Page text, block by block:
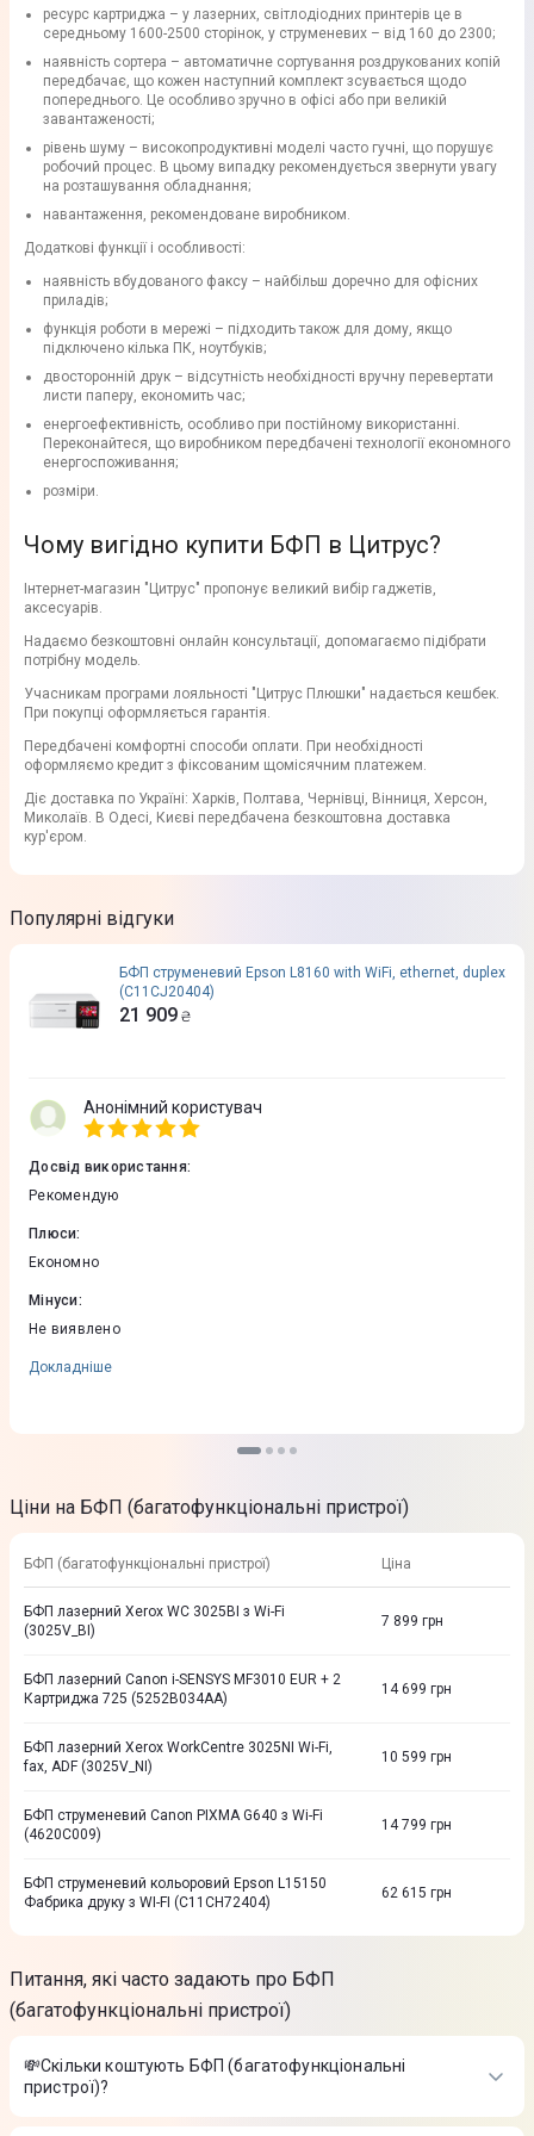
ресурс картриджа – у лазерних, світлодіодних принтерів це в
середньому 1600-2500 сторінок, у струменевих – від 160 до 2300;
наявність сортера – автоматичне сортування роздрукованих копій
передбачає, що кожен наступний комплект зсувається щодо
попереднього. Це особливо зручно в офісі або при великій
завантаженості;
рівень шуму – високопродуктивні моделі часто гучні, що порушує
робочий процес. В цьому випадку рекомендується звернути увагу
на розташування обладнання;
навантаження, рекомендоване виробником.
Додаткові функції і особливості:
наявність вбудованого факсу – найбільш доречно для офісних
приладів;
функція роботи в мережі – підходить також для дому, якщо
підключено кілька ПК, ноутбуків;
двосторонній друк – відсутність необхідності вручну перевертати
листи паперу, економить час;
енергоефективність, особливо при постійному використанні.
Переконайтеся, що виробником передбачені технології економного
енергоспоживання;
розміри.
Чому вигідно купити БФП в Цитрус?
Інтернет-магазин "Цитрус" пропонує великий вибір гаджетів,
аксесуарів.
Надаємо безкоштовні онлайн консультації, допомагаємо підібрати
потрібну модель.
Учасникам програми лояльності "Цитрус Плюшки" надається кешбек.
При покупці оформляється гарантія.
Передбачені комфортні способи оплати. При необхідності
оформляємо кредит з фіксованим щомісячним платежем.
Діє доставка по Україні: Харків, Полтава, Чернівці, Вінниця, Херсон,
Миколаїв. В Одесі, Києві передбачена безкоштовна доставка
кур'єром.
Популярні відгуки
БФП струменевий Epson L8160 with WiFi, ethernet, duplex
(C11CJ20404)
21 909 ₴
Анонімний користувач
Досвід використання:
Рекомендую
Плюси:
Економно
Мінуси:
Не виявлено
Докладніше
Ціни на БФП (багатофункціональні пристрої)
БФП (багатофункціональні пристрої) Ціна
БФП лазерний Xerox WC 3025BI з Wi-Fi
(3025V_BI)
7 899 грн
БФП лазерний Canon i-SENSYS MF3010 EUR + 2
Картриджа 725 (5252B034AA)
14 699 грн
БФП лазерний Xerox WorkCentre 3025NI Wi-Fi,
fax, ADF (3025V_NI)
10 599 грн
БФП струменевий Canon PIXMA G640 з Wi-Fi
(4620C009)
14 799 грн
БФП струменевий кольоровий Epson L15150
Фабрика друку з WI-FI (C11CH72404)
62 615 грн
Питання, які часто задають про БФП
(багатофункціональні пристрої)
💸Скільки коштують БФП (багатофункціональні
пристрої)?
Вартість товарів в категорії БФП (багатофункціональні